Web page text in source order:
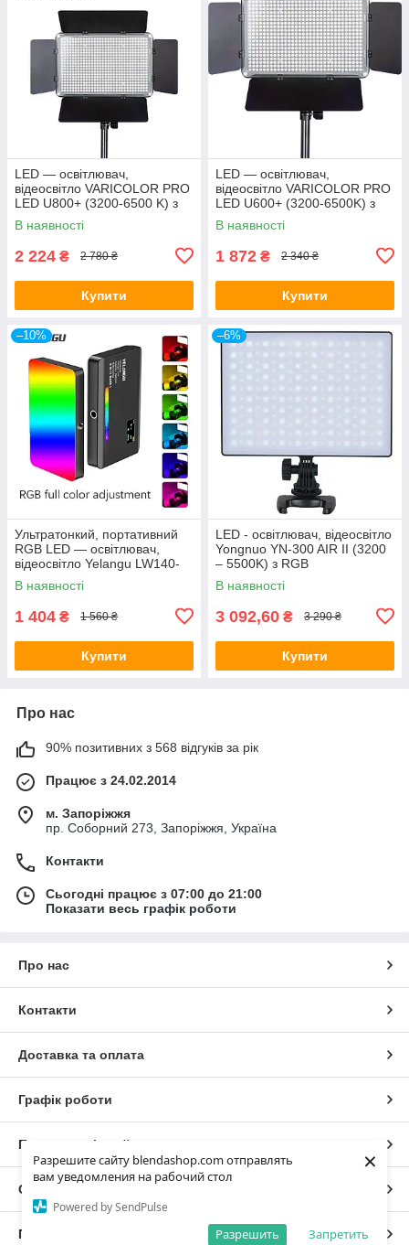
Разрешите сайту blendashop.com отправлять
вам уведомления на рабочий стол
Powered by SendPulse
Запретить
Разрешить
×
LED — освітлювач,
відеосвітло VARICOLOR PRO
LED U800+ (3200-6500 K) з
регулюванням і мережевим
адаптером
В наявності
2 224 ₴ 2 780 ₴
Купити
LED — освітлювач,
відеосвітло VARICOLOR PRO
LED U600+ (3200-6500K) з
регулюванням і мережевим
адаптером
В наявності
1 872 ₴ 2 340 ₴
Купити
–10%
Ультратонкий, портативний
RGB LED — освітлювач,
відеосвітло Yelangu LW140-
RGB з вбудованим
акумулятором
В наявності
1 404 ₴ 1 560 ₴
Купити
–6%
LED - освітлювач, відеосвітло
Yongnuo YN-300 AIR II (3200
– 5500K) з RGB
В наявності
3 092,60 ₴ 3 290 ₴
Купити
Про нас
90% позитивних з 568 відгуків за рік
Працює з 24.02.2014
м. Запоріжжя
пр. Соборний 273, Запоріжжя, Україна
Контакти
Сьогодні працює з 07:00 до 21:00
Показати весь графік роботи
Про нас
Контакти
Доставка та оплата
Графік роботи
Повна версія сайту
Сайт створено на маркетплейсі
Політика конфіденційності